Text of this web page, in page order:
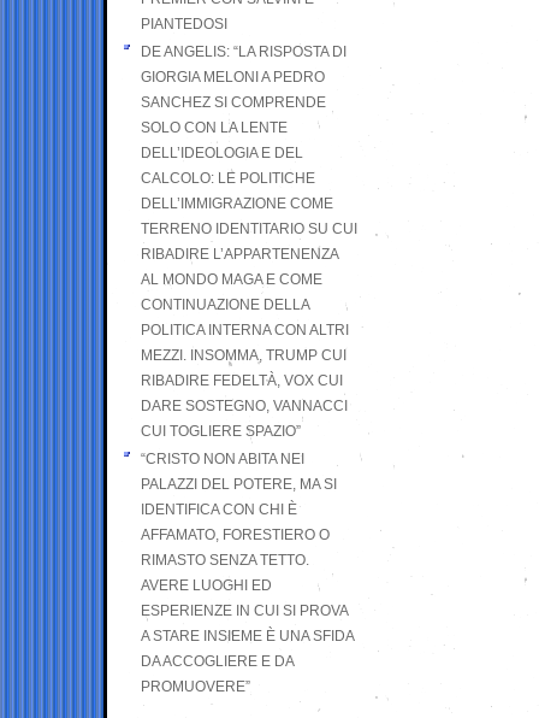
PIANTEDOSI
DE ANGELIS: “LA RISPOSTA DI
GIORGIA MELONI A PEDRO
SANCHEZ SI COMPRENDE
SOLO CON LA LENTE
DELL’IDEOLOGIA E DEL
CALCOLO: LE POLITICHE
DELL’IMMIGRAZIONE COME
TERRENO IDENTITARIO SU CUI
RIBADIRE L’APPARTENENZA
AL MONDO MAGA E COME
CONTINUAZIONE DELLA
POLITICA INTERNA CON ALTRI
MEZZI. INSOMMA, TRUMP CUI
RIBADIRE FEDELTÀ, VOX CUI
DARE SOSTEGNO, VANNACCI
CUI TOGLIERE SPAZIO”
“CRISTO NON ABITA NEI
PALAZZI DEL POTERE, MA SI
IDENTIFICA CON CHI È
AFFAMATO, FORESTIERO O
RIMASTO SENZA TETTO.
AVERE LUOGHI ED
ESPERIENZE IN CUI SI PROVA
A STARE INSIEME È UNA SFIDA
DA ACCOGLIERE E DA
PROMUOVERE”